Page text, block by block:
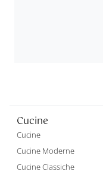
Cucine
Cucine
Cucine Moderne
Cucine Classiche